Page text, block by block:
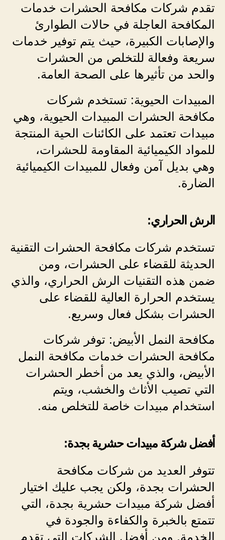
تقدم شركات مكافحة الحشرات خدمات
المكافحة العاجلة في حالات الطوارئ
والإصابات الكبيرة، حيث يتم توفير خدمات
سريعة وفعالة للتخلص من الحشرات
والحد من تأثيرها على الصحة العامة.
المبيدات الحيوية: تستخدم شركات
مكافحة الحشرات المبيدات الحيوية، وهي
مبيدات تعتمد على الكائنات الحية المنتجة
للمواد الكيميائية المقاومة للحشرات،
وهي بديل آمن وفعال للمبيدات الكيميائية
الضارة.
الرش الحراري:
تستخدم شركات مكافحة الحشرات التقنية
الحديثة للقضاء على الحشرات، ومن
ضمن هذه التقنيات الرش الحراري، والذي
يستخدم الحرارة العالية للقضاء على
الحشرات بشكل فعال وسريع.
مكافحة النمل الأبيض: توفر شركات
مكافحة الحشرات خدمات مكافحة النمل
الأبيض، والذي يعد من أخطر الحشرات
التي تصيب الأثاث والخشب، ويتم
استخدام مبيدات خاصة للتخلص منه.
أفضل شركة مبيدات حشرية بجدة:
تتوفر العديد من شركات مكافحة
الحشرات بجدة، ولكن يجب عليك اختيار
أفضل شركة مبيدات حشرية بجدة، التي
تتمتع بالخبرة والكفاءة والجودة في
الخدمة. ومن أفضل الشركات التي تقدم